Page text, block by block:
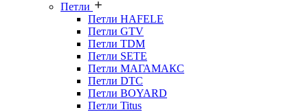
Петли
Петли HAFELE
Петли GTV
Петли TDM
Петли SETE
Петли МАГАМАКС
Петли DTC
Петли BOYARD
Петли Titus